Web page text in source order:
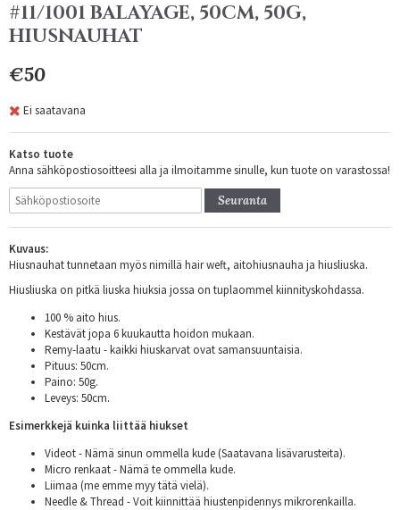
#11/1001 BALAYAGE, 50CM, 50G,
HIUSNAUHAT
€50
Ei saatavana
Katso tuote
Anna sähköpostiosoitteesi alla ja ilmoitamme sinulle, kun tuote on varastossa!
Seuranta
Kuvaus:
Hiusnauhat tunnetaan myös nimillä hair weft, aitohiusnauha ja hiusliuska.
Hiusliuska on pitkä liuska hiuksia jossa on tuplaommel kiinnityskohdassa.
100 % aito hius.
Kestävät jopa 6 kuukautta hoidon mukaan.
Remy-laatu - kaikki hiuskarvat ovat samansuuntaisia.
Pituus: 50cm.
Paino: 50g.
Leveys: 50cm.
Esimerkkejä kuinka liittää hiukset
Videot - Nämä sinun ommella kude (Saatavana lisävarusteita).
Micro renkaat - Nämä te ommella kude.
Liimaa (me emme myy tätä vielä).
Needle & Thread - Voit kiinnittää hiustenpidennys mikrorenkailla.